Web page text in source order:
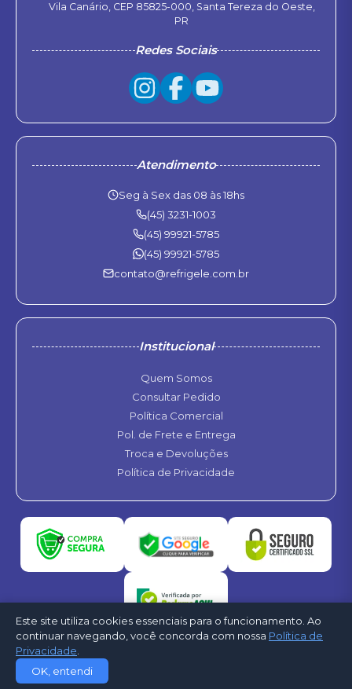
Vila Canário, CEP 85825-000, Santa Tereza do Oeste,
PR
Redes Sociais
Atendimento
Seg à Sex das 08 às 18hs
(45) 3231-1003
(45) 99921-5785
(45) 99921-5785
contato@refrigele.com.br
Institucional
Quem Somos
Consultar Pedido
Política Comercial
Pol. de Frete e Entrega
Troca e Devoluções
Política de Privacidade
©2026 - Refrigele Ar Condicionado. Todos os direitos reservados -
Desenvolvido por
Este site utiliza cookies essenciais para o funcionamento. Ao
continuar navegando, você concorda com nossa Política de
Privacidade
OK, entendi